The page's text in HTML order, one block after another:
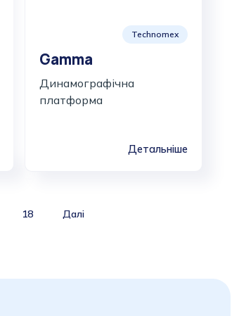
Technomex
Gamma
Динамографічна
платформа
Детальніше
18 Далі